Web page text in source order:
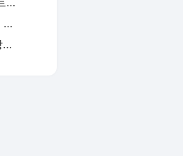
[단독]‘올공 시위’로 콘서트 12건 줄취소, 파손비용도 4억원…손해배상 책임은 누구?
‘반지하 없애겠다’던 오세훈 서울시, 지상층 이주 지원은 ‘찔끔’···“매입임대 급감 영향